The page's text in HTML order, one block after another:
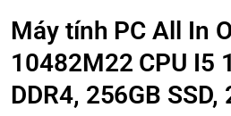
Máy tính PC All In
10482M22 CPU I5
DDR4, 256GB SSD,